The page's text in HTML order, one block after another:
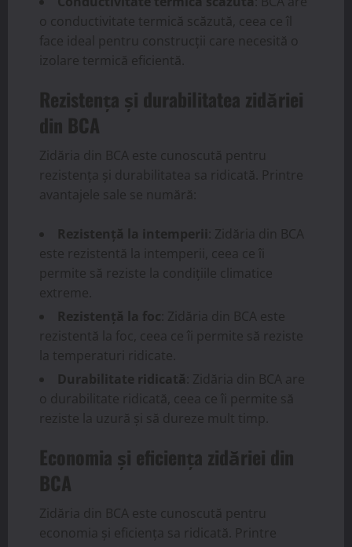
o conductivitate termică scăzută, ceea ce îl
face ideal pentru construcții care necesită o
izolare termică eficientă.
Rezistența și durabilitatea zidăriei
din BCA
Zidăria din BCA este cunoscută pentru
rezistența și durabilitatea sa ridicată. Printre
avantajele sale se numără:
Rezistență la intemperii : Zidăria din BCA
este rezistentă la intemperii, ceea ce îi
permite să reziste la condițiile climatice
extreme.
Rezistență la foc : Zidăria din BCA este
rezistentă la foc, ceea ce îi permite să reziste
la temperaturi ridicate.
Durabilitate ridicată : Zidăria din BCA are
o durabilitate ridicată, ceea ce îi permite să
reziste la uzură și să dureze mult timp.
Economia și eficiența zidăriei din
BCA
Zidăria din BCA este cunoscută pentru
economia și eficiența sa ridicată. Printre